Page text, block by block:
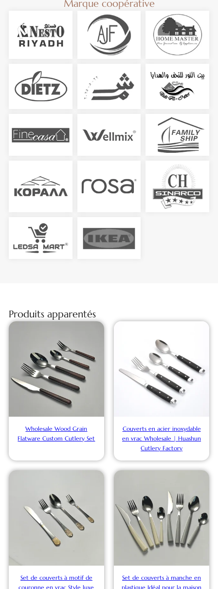
Marque coopérative
Produits apparentés
Wholesale Wood Grain
Flatware Custom Cutlery Set
Couverts en acier inoxydable
en vrac Wholesale | Huashun
Cutlery Factory
Set de couverts à motif de
couronne en vrac Style luxe
Set de couverts à manche en
plastique Idéal pour la maison